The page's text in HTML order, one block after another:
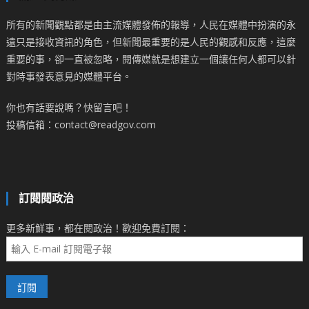
所有的新聞觀點都是由主流媒體發佈的報導，人民在媒體中扮演的永
遠只是接收資訊的角色，但新聞最重要的是人民的觀感和反應，這麼
重要的事，卻一直被忽略，閱傳媒就是想建立一個讓任何人都可以針
對時事發表意見的媒體平台。
你也有話要說嗎？快留言吧！
投稿信箱：contact@readgov.com
訂閱閱政治
更多新鮮事，都在閱政治！歡迎免費訂閱：